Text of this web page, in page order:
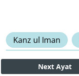
Kanz ul Iman
Next Ayat